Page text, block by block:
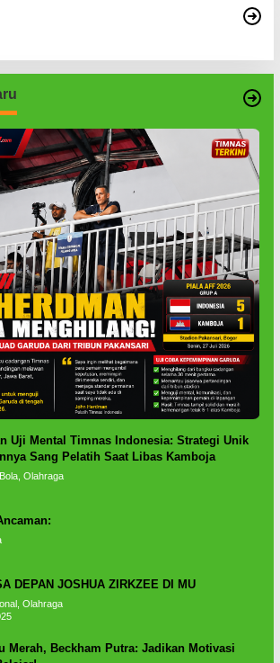
Uji Mental Timnas Indonesia: Strategi Unik
Sang Pelatih Saat Libas Kamboja
Olahraga
DEPAN JOSHUA ZIRKZEE DI MU
Olahraga
Merah, Beckham Putra: Jadikan Motivasi